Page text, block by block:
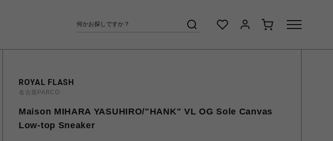
ROYAL FLASH
名古屋PARCO
Maison MIHARA YASUHIRO/"HANK" VL OG Sole Canvas
Low-top Sneaker